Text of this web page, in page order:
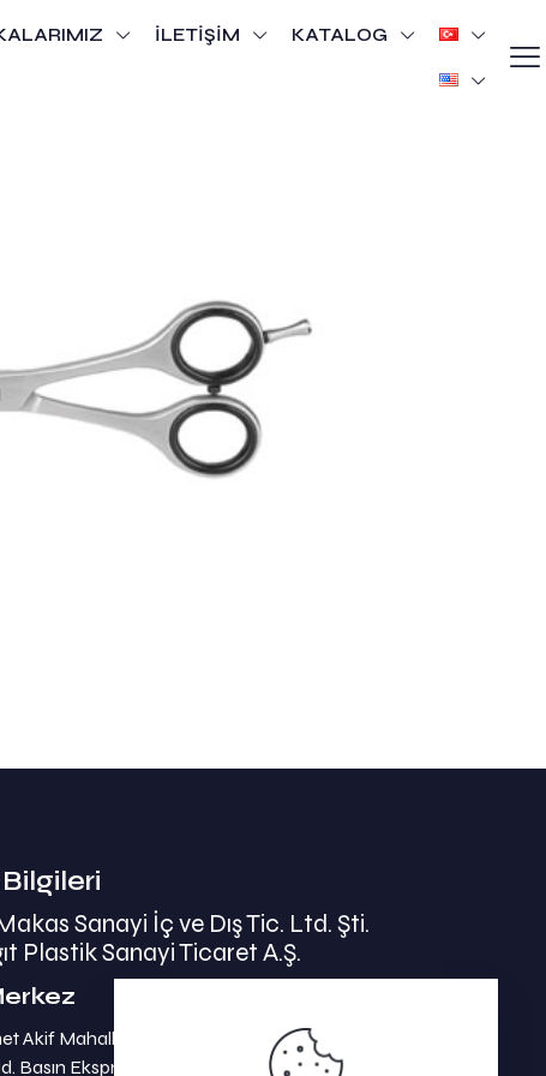
İLETİŞİM KATALOG
Sanayi İç ve Dış Tic. Ltd. Şti.
Plastik Sanayi Ticaret A.Ş.
Akif Mahallesi
Basın Ekspress Yolu No:47/1